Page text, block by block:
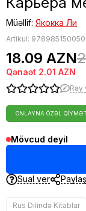
Müəllif: Якокка Ли
Artikul:
18.09 AZN
Qənaət 2.01 AZN
Rəy
ONLAYNA ÖZƏL QIYMƏT
Mövcud deyil
Sual ver
Rus Dilində Kitablar